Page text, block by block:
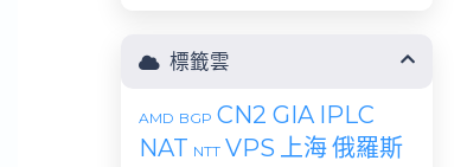
標籤雲
AMD BGP CN2 GIA IPLC
NAT NTT VPS 上海俄羅斯